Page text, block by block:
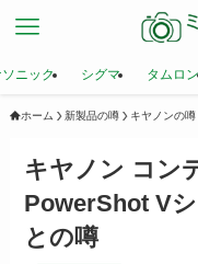
ニック シグマ タムロン
ホーム 新製品の噂 キヤノンの噂
キヤノン コン
PowerShot V
との噂